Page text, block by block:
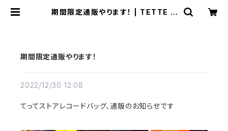
期間限定通販やります！ | TETTE S
期間限定通販やります！
2022/12/30 12:08
てってストアレコードバッグ、通販のお知らせです